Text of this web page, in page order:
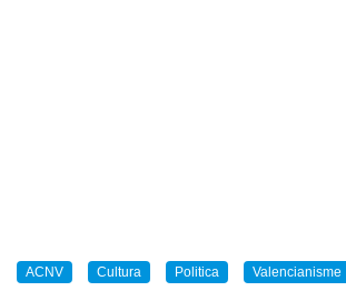
ACNV Cultura Politica Valencianisme